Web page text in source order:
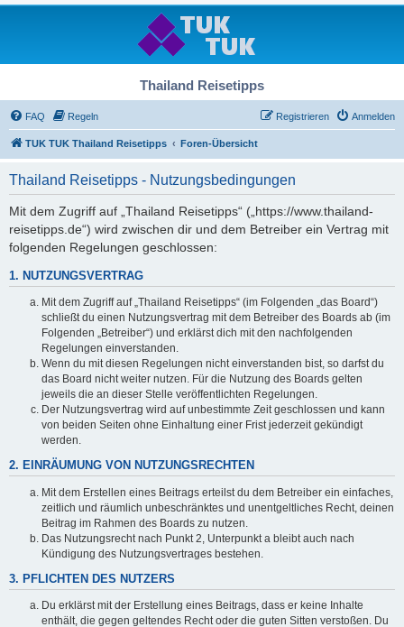
Thailand Reisetipps
FAQ Regeln Anmelden
Registrieren
TUK TUK Thailand Reisetipps Foren-Übersicht
Thailand Reisetipps - Nutzungsbedingungen
Mit dem Zugriff auf „Thailand Reisetipps“ („https://www.thailand-
reisetipps.de“) wird zwischen dir und dem Betreiber ein Vertrag mit
folgenden Regelungen geschlossen:
1. NUTZUNGSVERTRAG
Mit dem Zugriff auf „Thailand Reisetipps“ (im Folgenden „das Board“)
schließt du einen Nutzungsvertrag mit dem Betreiber des Boards ab (im
Folgenden „Betreiber“) und erklärst dich mit den nachfolgenden
Regelungen einverstanden.
Wenn du mit diesen Regelungen nicht einverstanden bist, so darfst du
das Board nicht weiter nutzen. Für die Nutzung des Boards gelten
jeweils die an dieser Stelle veröffentlichten Regelungen.
Der Nutzungsvertrag wird auf unbestimmte Zeit geschlossen und kann
von beiden Seiten ohne Einhaltung einer Frist jederzeit gekündigt
werden.
2. EINRÄUMUNG VON NUTZUNGSRECHTEN
Mit dem Erstellen eines Beitrags erteilst du dem Betreiber ein einfaches,
zeitlich und räumlich unbeschränktes und unentgeltliches Recht, deinen
Beitrag im Rahmen des Boards zu nutzen.
Das Nutzungsrecht nach Punkt 2, Unterpunkt a bleibt auch nach
Kündigung des Nutzungsvertrages bestehen.
3. PFLICHTEN DES NUTZERS
Du erklärst mit der Erstellung eines Beitrags, dass er keine Inhalte
enthält, die gegen geltendes Recht oder die guten Sitten verstoßen. Du